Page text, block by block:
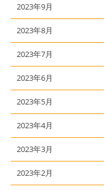
2023年9月
2023年8月
2023年7月
2023年6月
2023年5月
2023年4月
2023年3月
2023年2月